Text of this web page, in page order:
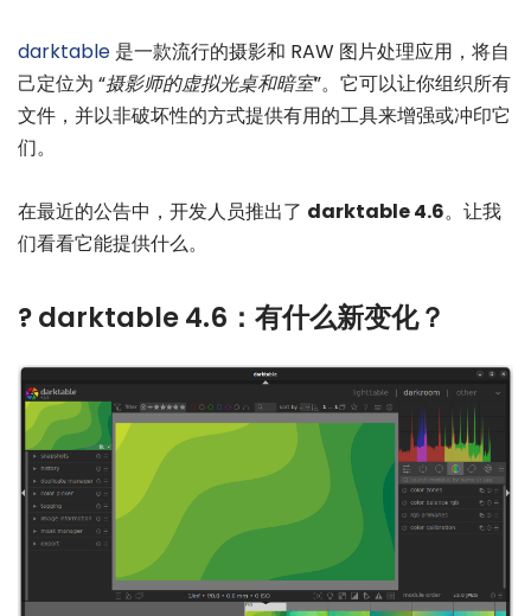
darktable 是一款流行的摄影和 RAW 图片处理应用，将自
己定位为 “摄影师的虚拟光桌和暗室”。它可以让你组织所有
文件，并以非破坏性的方式提供有用的工具来增强或冲印它
们。
在最近的公告中，开发人员推出了 darktable 4.6。让我
们看看它能提供什么。
? darktable 4.6：有什么新变化？